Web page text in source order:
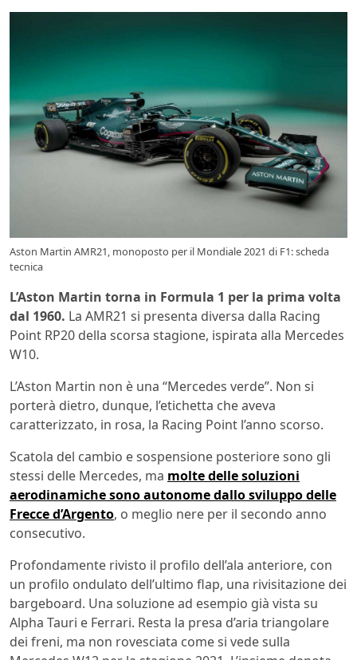
Aston Martin AMR21, monoposto per il Mondiale 2021 di F1: scheda
tecnica
L’Aston Martin torna in Formula 1 per la prima volta
dal 1960. La AMR21 si presenta diversa dalla Racing
Point RP20 della scorsa stagione, ispirata alla Mercedes
W10.
L’Aston Martin non è una “Mercedes verde”. Non si
porterà dietro, dunque, l’etichetta che aveva
caratterizzato, in rosa, la Racing Point l’anno scorso.
Scatola del cambio e sospensione posteriore sono gli
stessi delle Mercedes, ma molte delle soluzioni
aerodinamiche sono autonome dallo sviluppo delle
Frecce d’Argento, o meglio nere per il secondo anno
consecutivo.
Profondamente rivisto il profilo dell’ala anteriore, con
un profilo ondulato dell’ultimo flap, una rivisitazione dei
bargeboard. Una soluzione ad esempio già vista su
Alpha Tauri e Ferrari. Resta la presa d’aria triangolare
dei freni, ma non rovesciata come si vede sulla